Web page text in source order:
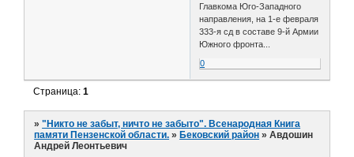
Главкома Юго-Западного
направления, на 1-е февраля
333-я сд в составе 9-й Армии
Южного фронта...
0
Страница:1
»"Никто не забыт, ничто не забыто". Всенародная Книга
памяти Пензенской области. » Бековский район »Авдошин
Андрей Леонтьевич